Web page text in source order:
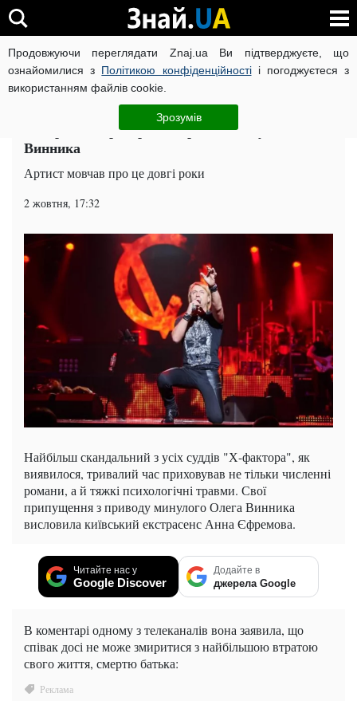
Продовжуючи переглядати Znaj.ua Ви підтверджуєте, що
ознайомилися з Політикою конфіденційностіі погоджуєтеся з
використанням файлів cookie.
Зрозумів
ВІЙНА РОСІЇ ПРОТИ УКРАЇНИ КОРОНАВІРУС В УКРАЇНІ
Шоу-бізнес ЧИТАТЬ НА РУССКОМ
Екстрасенси розкрили страшне минуле Олега
Винника
Артист мовчав про це довгі роки
2 жовтня, 17:32
Найбільш скандальний з усіх суддів "Х-фактора", як
виявилося, тривалий час приховував не тільки численні
романи, а й тяжкі психологічні травми. Свої
припущення з приводу минулого Олега Винника
висловила київський екстрасенс Анна Єфремова.
Читайте нас у
Google Discover
Додайте в
джерела Google
В коментарі одному з телеканалів вона заявила, що
співак досі не може змиритися з найбільшою втратою
свого життя, смертю батька: